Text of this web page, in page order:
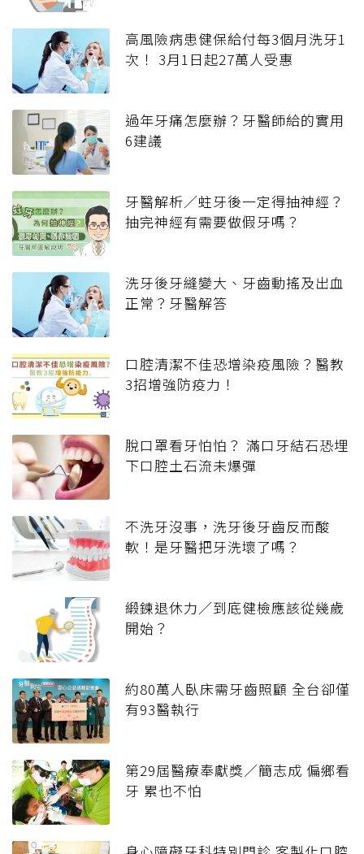
高風險病患健保給付每3個月洗牙1
次！ 3月1日起27萬人受惠
過年牙痛怎麼辦？牙醫師給的實用
6建議
牙醫解析／蛀牙後一定得抽神經？
抽完神經有需要做假牙嗎？
洗牙後牙縫變大、牙齒動搖及出血
正常？牙醫解答
口腔清潔不佳恐增染疫風險？醫教
3招增強防疫力！
脫口罩看牙怕怕？ 滿口牙結石恐埋
下口腔土石流未爆彈
不洗牙沒事，洗牙後牙齒反而酸
軟！是牙醫把牙洗壞了嗎？
緞鍊退休力／到底健檢應該從幾歲
開始？
約80萬人臥床需牙齒照顧 全台卻僅
有93醫執行
第29屆醫療奉獻獎／簡志成 偏鄉看
牙 累也不怕